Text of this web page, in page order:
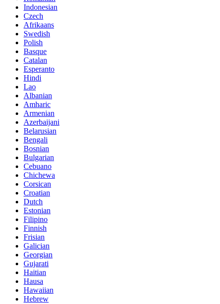
Indonesian
Czech
Afrikaans
Swedish
Polish
Basque
Catalan
Esperanto
Hindi
Lao
Albanian
Amharic
Armenian
Azerbaijani
Belarusian
Bengali
Bosnian
Bulgarian
Cebuano
Chichewa
Corsican
Croatian
Dutch
Estonian
Filipino
Finnish
Frisian
Galician
Georgian
Gujarati
Haitian
Hausa
Hawaiian
Hebrew